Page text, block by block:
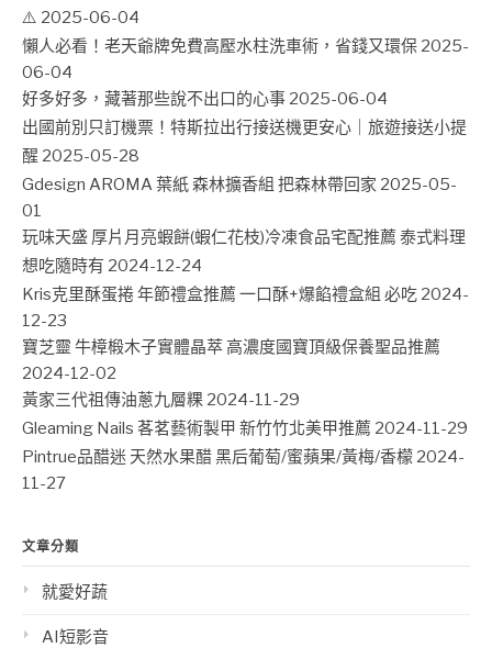
⚠️ 2025-06-04
懶人必看！老天爺牌免費高壓水柱洗車術，省錢又環保 2025-
06-04
好多好多，藏著那些說不出口的心事 2025-06-04
出國前別只訂機票！特斯拉出行接送機更安心｜旅遊接送小提
醒 2025-05-28
Gdesign AROMA 葉紙 森林擴香組 把森林帶回家 2025-05-
01
玩味天盛 厚片月亮蝦餅(蝦仁花枝)冷凍食品宅配推薦 泰式料理
想吃隨時有 2024-12-24
Kris克里酥蛋捲 年節禮盒推薦 一口酥+爆餡禮盒組 必吃 2024-
12-23
寶芝靈 牛樟椴木子實體晶萃 高濃度國寶頂級保養聖品推薦
2024-12-02
黃家三代祖傳油蔥九層粿 2024-11-29
Gleaming Nails 茖茗藝術製甲 新竹竹北美甲推薦 2024-11-29
Pintrue品醋迷 天然水果醋 黑后葡萄/蜜蘋果/黃梅/香檬 2024-
11-27
文章分類
就愛好蔬
AI短影音